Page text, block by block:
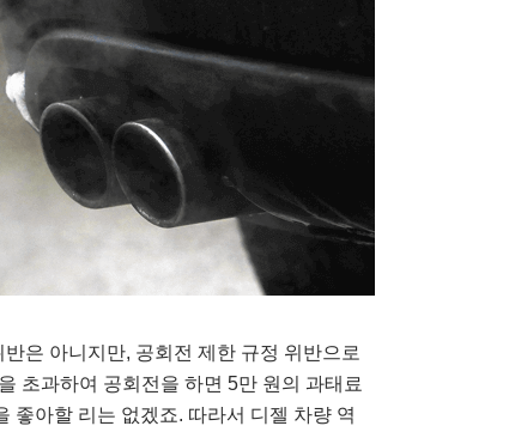
은 아니지만, 공회전 제한 규정 위반으로
초과하여 공회전을 하면 5만 원의 과태료
좋아할 리는 없겠죠. 따라서 디젤 차량 역